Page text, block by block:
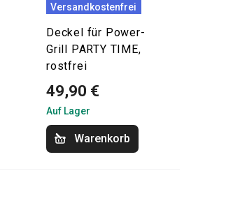
Versandkostenfrei
Deckel für Power-
Grill PARTY TIME,
rostfrei
49,90 €
Auf Lager
Warenkorb